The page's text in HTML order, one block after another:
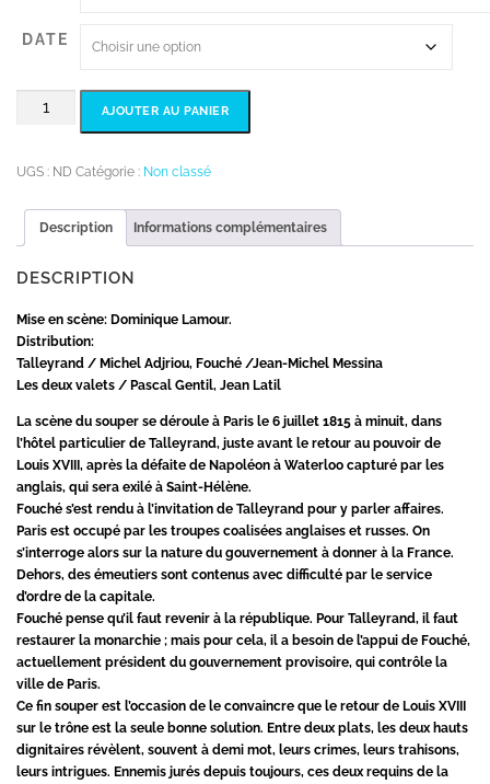
DATE
SOUPER
Jean-
Claude
Brisville
AJOUTER AU PANIER
UGS : ND Catégorie : Non classé
Description Informations complémentaires
DESCRIPTION
Mise en scène: Dominique Lamour.
Distribution:
Talleyrand / Michel Adjriou, Fouché /Jean-Michel Messina
Les deux valets / Pascal Gentil, Jean Latil
La scène du souper se déroule à Paris le 6 juillet 1815 à minuit, dans
l’hôtel particulier de Talleyrand, juste avant le retour au pouvoir de
Louis XVIII, après la défaite de Napoléon à Waterloo capturé par les
anglais, qui sera exilé à Saint-Hélène.
Fouché s’est rendu à l’invitation de Talleyrand pour y parler affaires.
Paris est occupé par les troupes coalisées anglaises et russes. On
s’interroge alors sur la nature du gouvernement à donner à la France.
Dehors, des émeutiers sont contenus avec difficulté par le service
d’ordre de la capitale.
Fouché pense qu’il faut revenir à la république. Pour Talleyrand, il faut
restaurer la monarchie ; mais pour cela, il a besoin de l’appui de Fouché,
actuellement président du gouvernement provisoire, qui contrôle la
ville de Paris.
Ce fin souper est l’occasion de le convaincre que le retour de Louis XVIII
sur le trône est la seule bonne solution. Entre deux plats, les deux hauts
dignitaires révèlent, souvent à demi mot, leurs crimes, leurs trahisons,
leurs intrigues. Ennemis jurés depuis toujours, ces deux requins de la